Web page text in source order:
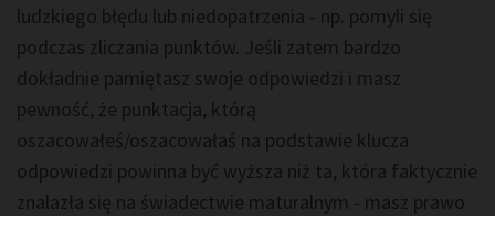
ludzkiego błędu lub niedopatrzenia - np. pomyli się
podczas zliczania punktów. Jeśli zatem bardzo
dokładnie pamiętasz swoje odpowiedzi i masz
pewność, że punktacja, którą
oszacowałeś/oszacowałaś na podstawie klucza
odpowiedzi powinna być wyższa niż ta, która faktycznie
znalazła się na świadectwie maturalnym - masz prawo